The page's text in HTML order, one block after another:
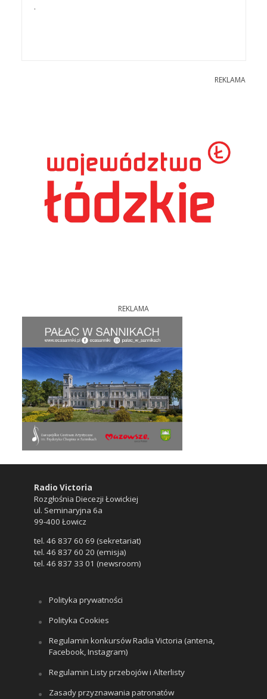
.
REKLAMA
REKLAMA
Radio Victoria
Rozgłośnia Diecezji Łowickiej
ul. Seminaryjna 6a
99-400 Łowicz
tel. 46 837 60 69 (sekretariat)
tel. 46 837 60 20 (emisja)
tel. 46 837 33 01 (newsroom)
Polityka prywatności
Polityka Cookies
Regulamin konkursów Radia Victoria (antena,
Facebook, Instagram)
Regulamin Listy przebojów i Alterlisty
Zasady przyznawania patronatów